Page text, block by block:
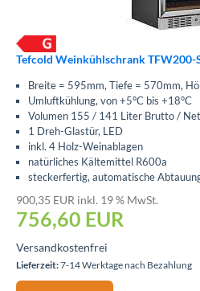
Tefcold Weinkühlschrank TFW200-
Breite = 595mm, Tiefe = 570mm,
Umluftkühlung, von +5°C bis +18°C
Volumen 155 / 141 Liter Brutto /
1 Dreh-Glastür, LED
inkl. 4 Holz-Weinablagen
natürliches Kältemittel R600a
steckerfertig, automatische
900,35 EUR inkl. 19 % MwSt.
756,60 EUR
Versandkostenfrei
Lieferzeit:7-14 Werktage nach Bezahlung